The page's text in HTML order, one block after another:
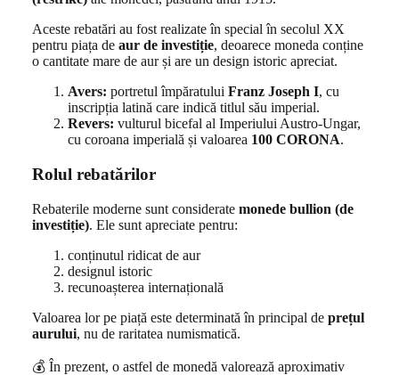
Aceste rebatări au fost realizate în special în secolul XX
pentru piața de aur de investiție, deoarece moneda conține
o cantitate mare de aur și are un design istoric apreciat.
Avers: portretul împăratului Franz Joseph I, cu
inscripția latină care indică titlul său imperial.
Revers: vulturul bicefal al Imperiului Austro-Ungar,
cu coroana imperială și valoarea 100 CORONA.
Rolul rebatărilor
Rebaterile moderne sunt considerate monede bullion (de
investiție). Ele sunt apreciate pentru:
conținutul ridicat de aur
designul istoric
recunoașterea internațională
Valoarea lor pe piață este determinată în principal de prețul
aurului, nu de raritatea numismatică.
💰 În prezent, o astfel de monedă valorează aproximativ